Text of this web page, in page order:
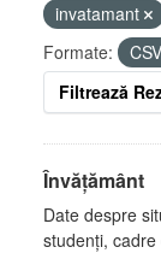
invatamant
Formate:
CSV
Filtrează
Învățământ
Date despre
studenți,